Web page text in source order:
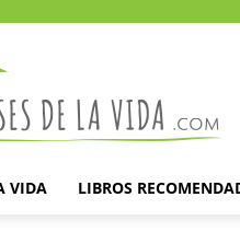
la
vida
VIDA LIBROS